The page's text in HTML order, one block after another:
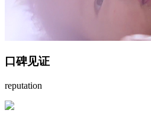
口碑见证
reputation